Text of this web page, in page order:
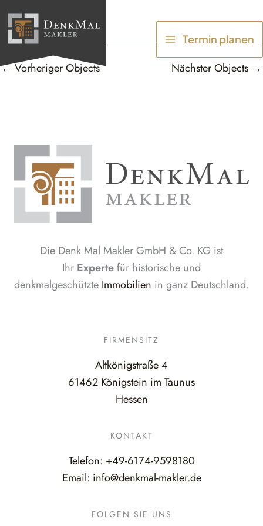
Inhalt
springen
Termin planen
←Vorheriger Objects Nächster Objects →
Die Denk Mal Makler GmbH & Co. KG ist
Ihr Expertefür historische und
denkmalgeschützte Immobilien in ganz Deutschland.
FIRMENSITZ
Altkönigstraße 4
61462 Königstein im Taunus
Hessen
KONTAKT
Telefon: +49-6174-9598180
Email: info@denkmal-makler.de
FOLGEN SIE UNS